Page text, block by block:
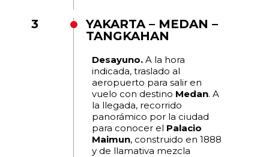
3
YAKARTA – MEDAN –
TANGKAHAN
Desayuno. A la hora
indicada, traslado al
aeropuerto para salir en
vuelo con destino Medan. A
la llegada, recorrido
panorámico por la ciudad
para conocer el Palacio
Maimun, construido en 1888
y de llamativa mezcla